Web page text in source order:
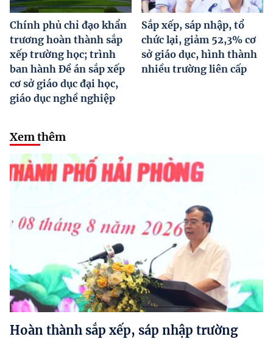
Chính phủ chỉ đạo khẩn
trương hoàn thành sắp
xếp trường học; trình
ban hành Đề án sắp xếp
cơ sở giáo dục đại học,
giáo dục nghề nghiệp
Sắp xếp, sáp nhập, tổ
chức lại, giảm 52,3% cơ
sở giáo dục, hình thành
nhiều trường liên cấp
Xem thêm
Hoàn thành sắp xếp, sáp nhập trường